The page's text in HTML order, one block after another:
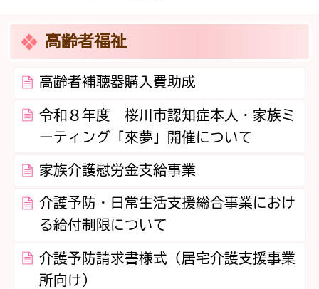
高齢者福祉
高齢者補聴器購入費助成
令和８年度 桜川市認知症本人・家族ミ
ーティング「來夢」開催について
家族介護慰労金支給事業
介護予防・日常生活支援総合事業におけ
る給付制限について
介護予防請求書様式（居宅介護支援事業
所向け）